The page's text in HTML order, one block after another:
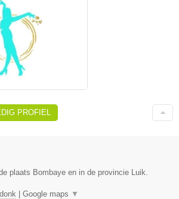
PROFIEL
plaats Bombaye en in de provincie Luik.
| Google maps ▼